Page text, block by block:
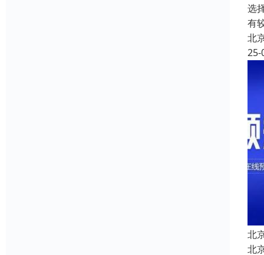
选
有
北
25-
北
北